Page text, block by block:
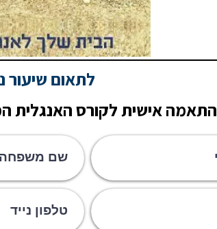
לתאום שיעור נסיון
התאמה אישית לקורס האנגלית